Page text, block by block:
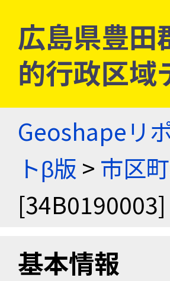
広島県豊
的行政区域
Geoshapeリ
トβ版 > 市区
[34B0190003]
基本情報